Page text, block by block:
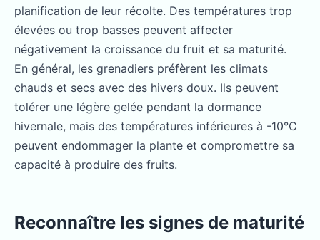
planification de leur récolte. Des températures trop
élevées ou trop basses peuvent affecter
négativement la croissance du fruit et sa maturité.
En général, les grenadiers préfèrent les climats
chauds et secs avec des hivers doux. Ils peuvent
tolérer une légère gelée pendant la dormance
hivernale, mais des températures inférieures à -10°C
peuvent endommager la plante et compromettre sa
capacité à produire des fruits.
Reconnaître les signes de maturité